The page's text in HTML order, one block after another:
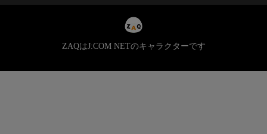
ZAQはJ:COM NETのキャラクターです